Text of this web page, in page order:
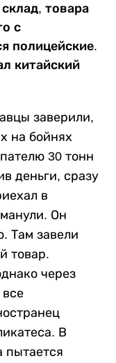
товара
с
полицейские.
китайский
заверили,
на бойнях
30 тонн
деньги, сразу
в
Он
Там завели
товар.
через
В
пытается